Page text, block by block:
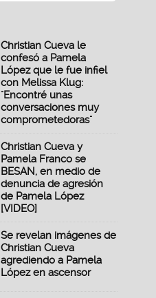
Christian Cueva le
confesó a Pamela
López que le fue infiel
con Melissa Klug:
"Encontré unas
conversaciones muy
comprometedoras"
Christian Cueva y
Pamela Franco se
BESAN, en medio de
denuncia de agresión
de Pamela López
[VIDEO]
Se revelan imágenes de
Christian Cueva
agrediendo a Pamela
López en ascensor